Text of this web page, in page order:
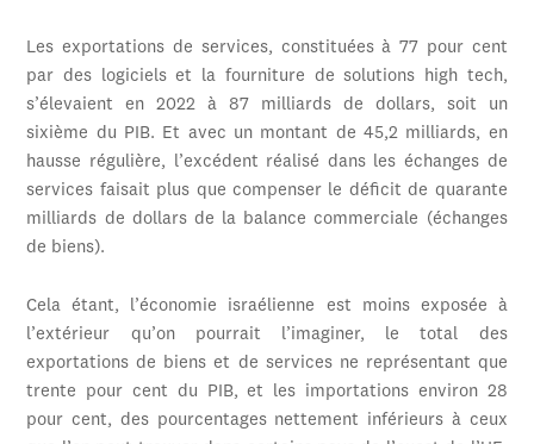
Les exportations de services, constituées à 77 pour cent
par des logiciels et la fourniture de solutions high tech,
s’élevaient en 2022 à 87 milliards de dollars, soit un
sixième du PIB. Et avec un montant de 45,2 milliards, en
hausse régulière, l’excédent réalisé dans les échanges de
services faisait plus que compenser le déficit de quarante
milliards de dollars de la balance commerciale (échanges
de biens).
Cela étant, l’économie israélienne est moins exposée à
l’extérieur qu’on pourrait l’imaginer, le total des
exportations de biens et de services ne représentant que
trente pour cent du PIB, et les importations environ 28
pour cent, des pourcentages nettement inférieurs à ceux